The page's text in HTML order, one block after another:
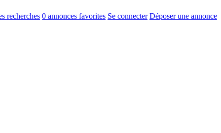
recherches 0 annonces favorites Se connecter Déposer une annonce